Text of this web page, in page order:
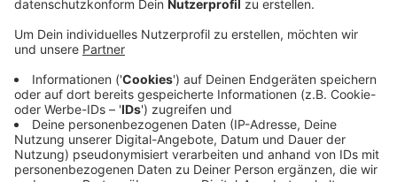
Anlass sind die Ansetzung desNachholspiels am
vergangenen Samstag in Straelennach nur 18
Tagen Pause und die Tatsache, dass für die
Alemannia bis Ende Mai noch 22 Ligaspiele plus
Pokal anstehen.
Vollmerhausen fürchtet um die Gesundheit seiner
Spieler. Eine vernünftige Belastungssteuerung sei
unmöglich, geschweige denn, an sportlichen